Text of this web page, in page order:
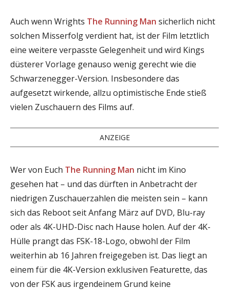
Auch wenn Wrights The Running Man sicherlich nicht
solchen Misserfolg verdient hat, ist der Film letztlich
eine weitere verpasste Gelegenheit und wird Kings
düsterer Vorlage genauso wenig gerecht wie die
Schwarzenegger-Version. Insbesondere das
aufgesetzt wirkende, allzu optimistische Ende stieß
vielen Zuschauern des Films auf.
ANZEIGE
Wer von Euch The Running Man nicht im Kino
gesehen hat – und das dürften in Anbetracht der
niedrigen Zuschauerzahlen die meisten sein – kann
sich das Reboot seit Anfang März auf DVD, Blu-ray
oder als 4K-UHD-Disc nach Hause holen. Auf der 4K-
Hülle prangt das FSK-18-Logo, obwohl der Film
weiterhin ab 16 Jahren freigegeben ist. Das liegt an
einem für die 4K-Version exklusiven Featurette, das
von der FSK aus irgendeinem Grund keine